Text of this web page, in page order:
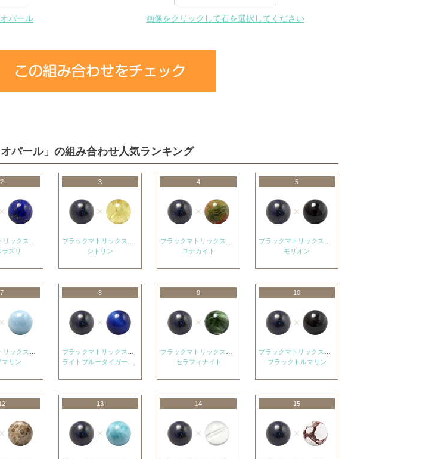
パール 画像をクリックして石を選択してください
パール」の組み合わせ人気ランキング
2
ズリ
3
シトリン
4
ユナカイト
5
モリオン
7
マリン
8
ライトブルータイガーアイ
9
セラフィナイト
10
ブラックトルマリン
13 14 15